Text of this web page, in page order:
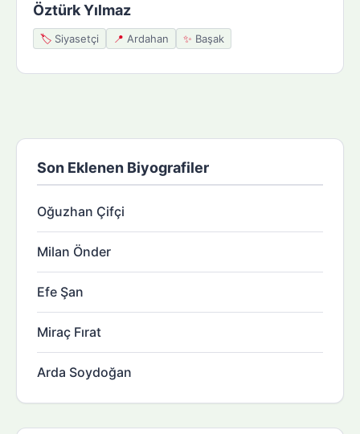
Öztürk Yılmaz
🏷️ Siyasetçi 📍 Ardahan ✨ Başak
Son Eklenen Biyografiler
Oğuzhan Çifçi
Milan Önder
Efe Şan
Miraç Fırat
Arda Soydoğan